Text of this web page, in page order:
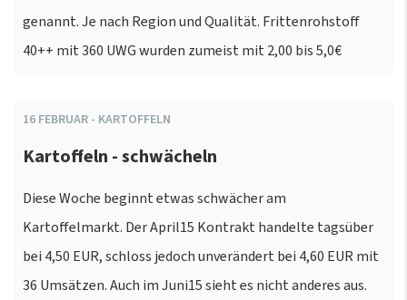
genannt. Je nach Region und Qualität. Frittenrohstoff
40++ mit 360 UWG wurden zumeist mit 2,00 bis 5,0€
16 FEBRUAR - KARTOFFELN
Kartoffeln - schwächeln
Diese Woche beginnt etwas schwächer am
Kartoffelmarkt. Der April15 Kontrakt handelte tagsüber
bei 4,50 EUR, schloss jedoch unverändert bei 4,60 EUR mit
36 Umsätzen. Auch im Juni15 sieht es nicht anderes aus.